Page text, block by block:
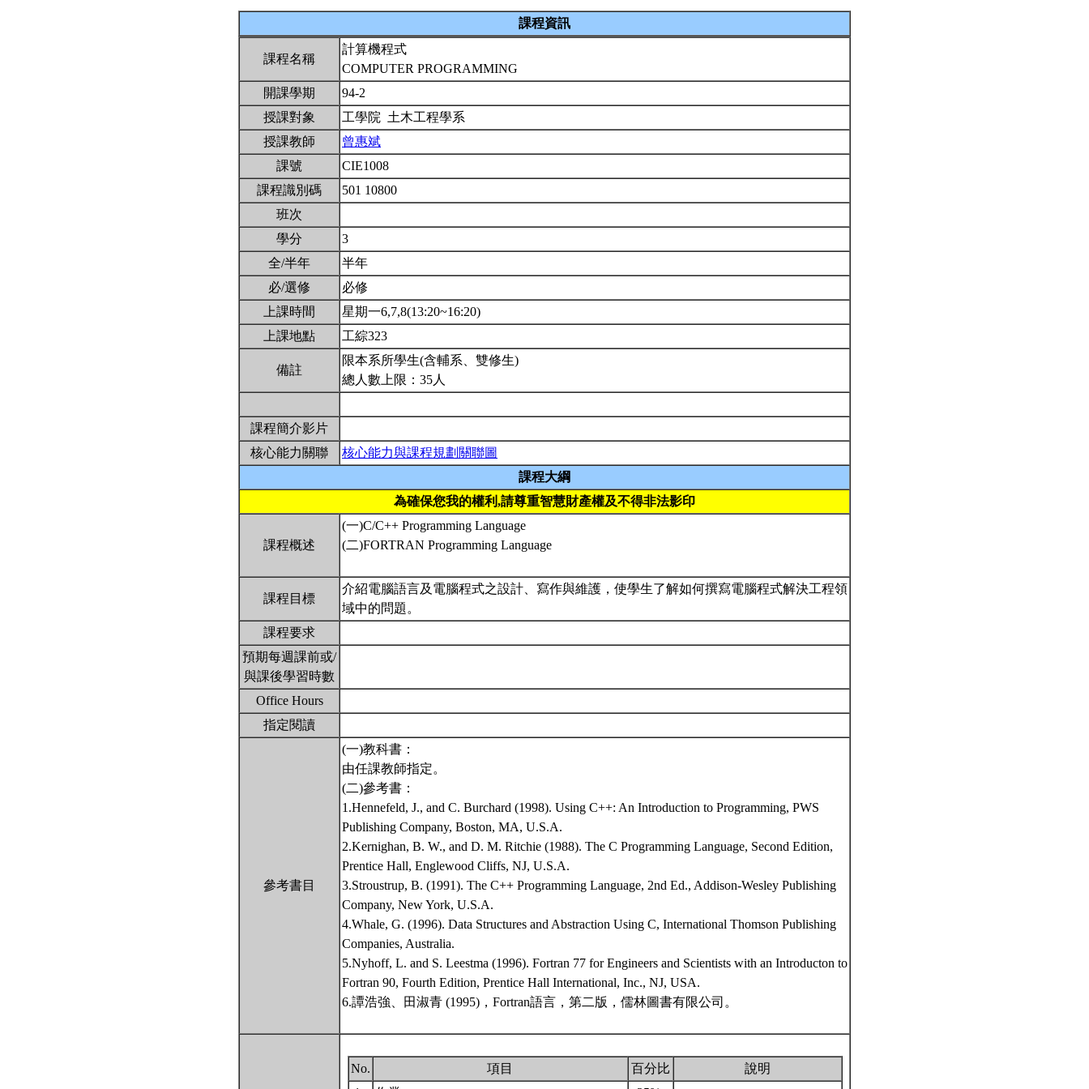
課程資訊
課程名稱
計算機程式
COMPUTER PROGRAMMING
開課學期
94-2
授課對象
工學院 土木工程學系
授課教師
曾惠斌
課號
CIE1008
課程識別碼
501 10800
班次
學分
3
全/半年
半年
必/選修
必修
上課時間
星期一6,7,8(13:20~16:20)
上課地點
工綜323
備註
限本系所學生(含輔系、雙修生)
總人數上限：35人
課程簡介影片
核心能力關聯
核心能力與課程規劃關聯圖
課程大綱
為確保您我的權利,請尊重智慧財產權及不得非法影印
課程概述
(一)C/C++ Programming Language
(二)FORTRAN Programming Language
課程目標
介紹電腦語言及電腦程式之設計、寫作與維護，使學生了解如何撰寫電腦程式解決工程領
域中的問題。
課程要求
預期每週課前或/
與課後學習時數
Office Hours
指定閱讀
參考書目
(一)教科書：
由任課教師指定。
(二)參考書：
1.Hennefeld, J., and C. Burchard (1998). Using C++: An Introduction to Programming, PWS
Publishing Company, Boston, MA, U.S.A.
2.Kernighan, B. W., and D. M. Ritchie (1988). The C Programming Language, Second Edition,
Prentice Hall, Englewood Cliffs, NJ, U.S.A.
3.Stroustrup, B. (1991). The C++ Programming Language, 2nd Ed., Addison-Wesley Publishing
Company, New York, U.S.A.
4.Whale, G. (1996). Data Structures and Abstraction Using C, International Thomson Publishing
Companies, Australia.
5.Nyhoff, L. and S. Leestma (1996). Fortran 77 for Engineers and Scientists with an Introducton to
Fortran 90, Fourth Edition, Prentice Hall International, Inc., NJ, USA.
6.譚浩強、田淑青 (1995)，Fortran語言，第二版，儒林圖書有限公司。
No. 項目 百分比
說明